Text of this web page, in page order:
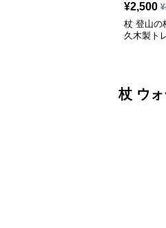
¥2,500 ¥
杖 登山の
久木製ト
杖 ウ